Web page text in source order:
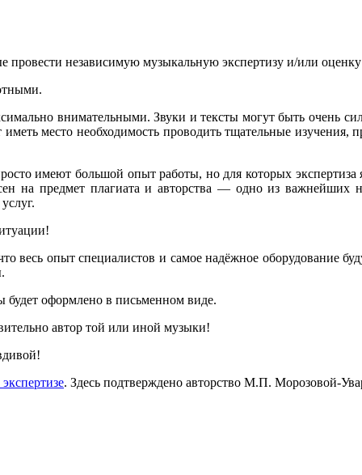
независимую музыкальную экспертизу и/или оценку
внимательными. Звуки и тексты могут быть очень
иметь место необходимость проводить тщательные
имеют большой опыт работы, но для которых
на предмет плагиата и авторства — одно из важнейших
весь опыт специалистов и самое надёжное оборудование
будет оформлено в письменном виде.
автор той или иной музыки!
. Здесь подтверждено авторство М.П. Морозовой-